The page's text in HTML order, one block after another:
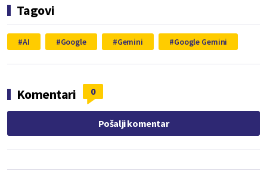
Tagovi
AI Google Gemini Google Gemini
Komentari 0
Pošalji komentar